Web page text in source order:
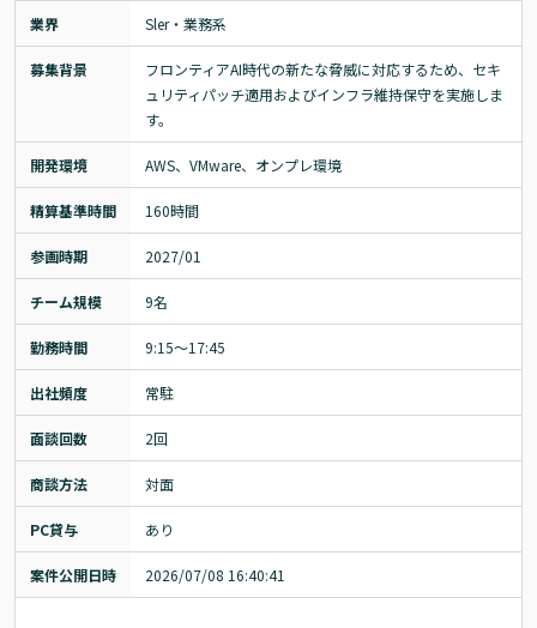
業界 Sler・業務系
募集背景
フロンティアAI時代の新たな脅威に対応するため、セキ
ュリティパッチ適用およびインフラ維持保守を実施しま
す。
開発環境 AWS、VMware、オンプレ環境
精算基準時間 160時間
参画時期 2027/01
チーム規模 9名
勤務時間 9:15～17:45
出社頻度 常駐
面談回数 2回
商談方法 対面
PC貸与 あり
案件公開日時 2026/07/08 16:40:41